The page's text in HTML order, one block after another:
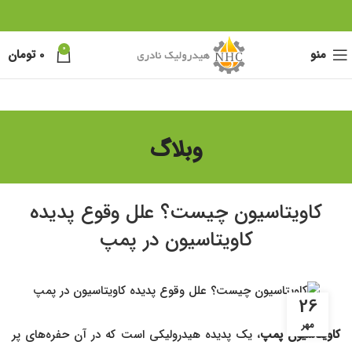
منو 0
0 تومان
وبلاگ
کاویتاسیون چیست؟ علل وقوع پدیده
کاویتاسیون در پمپ
26
مهر
کاویتاسیون پمپ، یک پدیده هیدرولیکی است که در آن حفره‌های پر